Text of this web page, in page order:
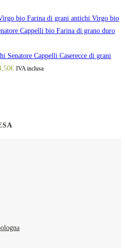
Farina di grani antichi Virgo bio
Farina di grano duro
Caserecce di grani
€ IVA inclusa